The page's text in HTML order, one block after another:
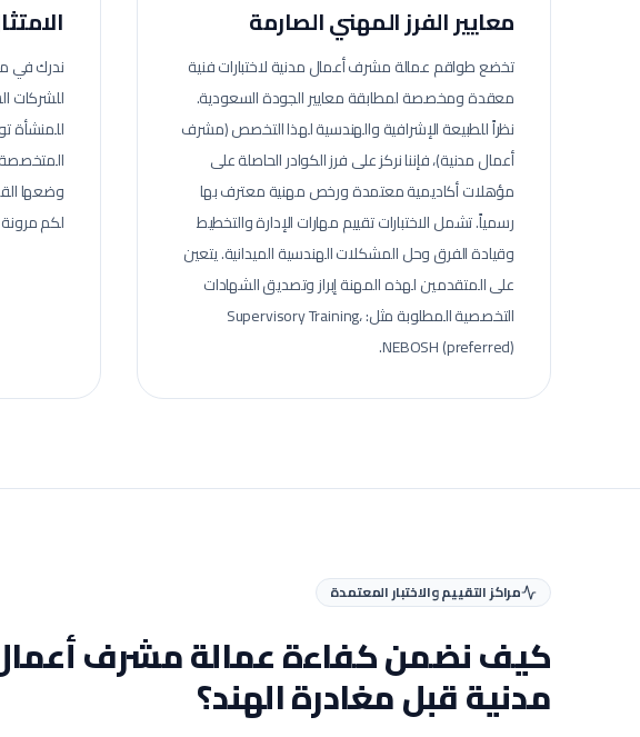
معايير الفرز المهني الصارمة
تخضع طواقم عمالةمشرف أعمال مدنيةلاختبارات فنية
معقدة ومخصصة لمطابقة معايير الجودة السعودية.
نظراً للطبيعة الإشرافية والهندسية لهذا التخصص (مشرف
أعمال مدنية)، فإننا نركز على فرز الكوادر الحاصلة على
مؤهلات أكاديمية معتمدة ورخص مهنية معترف بها
رسمياً. تشمل الاختبارات تقييم مهارات الإدارة والتخطيط
وقيادة الفرق وحل المشكلات الهندسية الميدانية.يتعين
على المتقدمين لهذه المهنة إبراز وتصديق الشهادات
التخصصية المطلوبة مثل: Supervisory Training،
NEBOSH (preferred).
ندرك في
للشركات
للمنشأة
وضعها
لكم
مراكز التقييم والاختبار المعتمدة
كيف نضمن كفاءة عمالةمشرف
مدنيةقبل مغادرة الهند؟